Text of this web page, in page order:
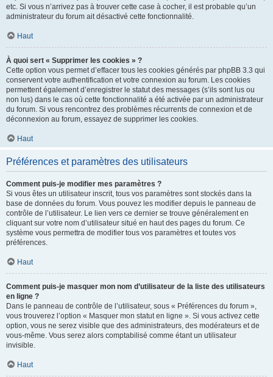
etc. Si vous n’arrivez pas à trouver cette case à cocher, il est probable qu’un
administrateur du forum ait désactivé cette fonctionnalité.
Haut
À quoi sert « Supprimer les cookies » ?
Cette option vous permet d’effacer tous les cookies générés par phpBB 3.3 qui
conservent votre authentification et votre connexion au forum. Les cookies
permettent également d’enregistrer le statut des messages (s’ils sont lus ou
non lus) dans le cas où cette fonctionnalité a été activée par un administrateur
du forum. Si vous rencontrez des problèmes récurrents de connexion et de
déconnexion au forum, essayez de supprimer les cookies.
Haut
Préférences et paramètres des utilisateurs
Comment puis-je modifier mes paramètres ?
Si vous êtes un utilisateur inscrit, tous vos paramètres sont stockés dans la
base de données du forum. Vous pouvez les modifier depuis le panneau de
contrôle de l’utilisateur. Le lien vers ce dernier se trouve généralement en
cliquant sur votre nom d’utilisateur situé en haut des pages du forum. Ce
système vous permettra de modifier tous vos paramètres et toutes vos
préférences.
Haut
Comment puis-je masquer mon nom d’utilisateur de la liste des utilisateurs
en ligne ?
Dans le panneau de contrôle de l’utilisateur, sous « Préférences du forum »,
vous trouverez l’option « Masquer mon statut en ligne ». Si vous activez cette
option, vous ne serez visible que des administrateurs, des modérateurs et de
vous-même. Vous serez alors comptabilisé comme étant un utilisateur
invisible.
Haut